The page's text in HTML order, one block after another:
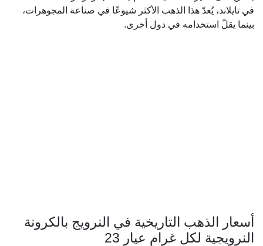
في تايلاند، يُعدّ هذا الذهب الأكثر شيوعًا في صناعة المجوهرات،
بينما يقلّ استخدامه في دول أخرى.
أسعار الذهب التاريخية في النرويج بالكرونة
النرويجية لكل غرام عيار 23